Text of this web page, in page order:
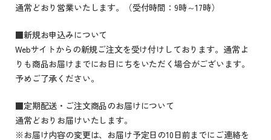
通常どおり営業いたします。（受付時間：9時～17時）
■新規お申込みについて
Webサイトからの新規ご注文を受け付けしております。通常よ
りも商品お届けまでにお日にちをいただく場合がございます。
予めご了承ください。
■定期配送・ご注文商品のお届けについて
通常どおりお届けいたします。
※お届け内容の変更は、お届け予定日の10日前までにご連絡を